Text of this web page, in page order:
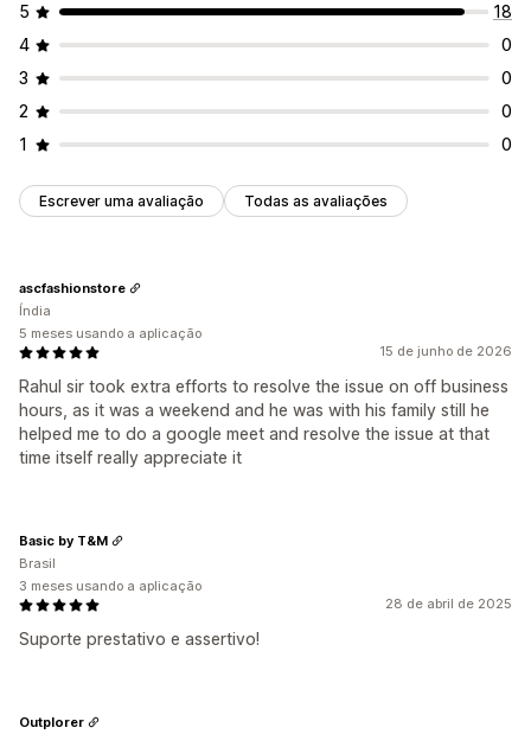
5
18
4
0
3
0
2
0
1
0
Escrever uma avaliação Todas as avaliações
15 de junho de 2026
Rahul sir took extra efforts to resolve the issue on off business
hours, as it was a weekend and he was with his family still he
helped me to do a google meet and resolve the issue at that
time itself really appreciate it
ascfashionstore
Índia
5 meses usando a aplicação
28 de abril de 2025
Suporte prestativo e assertivo!
Basic by T&M
Brasil
3 meses usando a aplicação
Outplorer